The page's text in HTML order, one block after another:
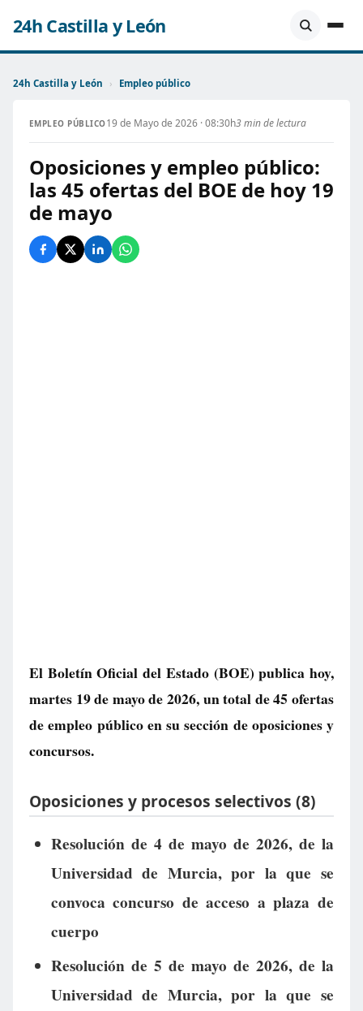
24h Castilla y León
24h Castilla y León › Empleo público
EMPLEO PÚBLICO19 de Mayo de 2026 · 08:30h3 min de lectura
Oposiciones y empleo público:
las 45 ofertas del BOE de hoy 19
de mayo
El Boletín Oficial del Estado (BOE) publica hoy,
martes 19 de mayo de 2026, un total de45 ofertas
de empleo públicoen su sección de oposiciones y
concursos.
Oposiciones y procesos selectivos (8)
Resolución de 4 de mayo de 2026, de la
Universidad de Murcia, por la que se
convoca concurso de acceso a plaza de
cuerpo
Resolución de 5 de mayo de 2026, de la
Universidad de Murcia, por la que se